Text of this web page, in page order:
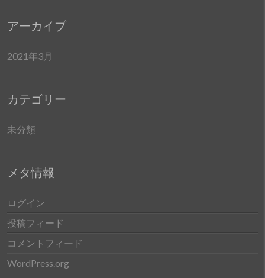
アーカイブ
2021年3月
カテゴリー
未分類
メタ情報
ログイン
投稿フィード
コメントフィード
WordPress.org